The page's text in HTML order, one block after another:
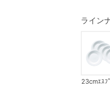
ライン
23cmｴｽﾌ